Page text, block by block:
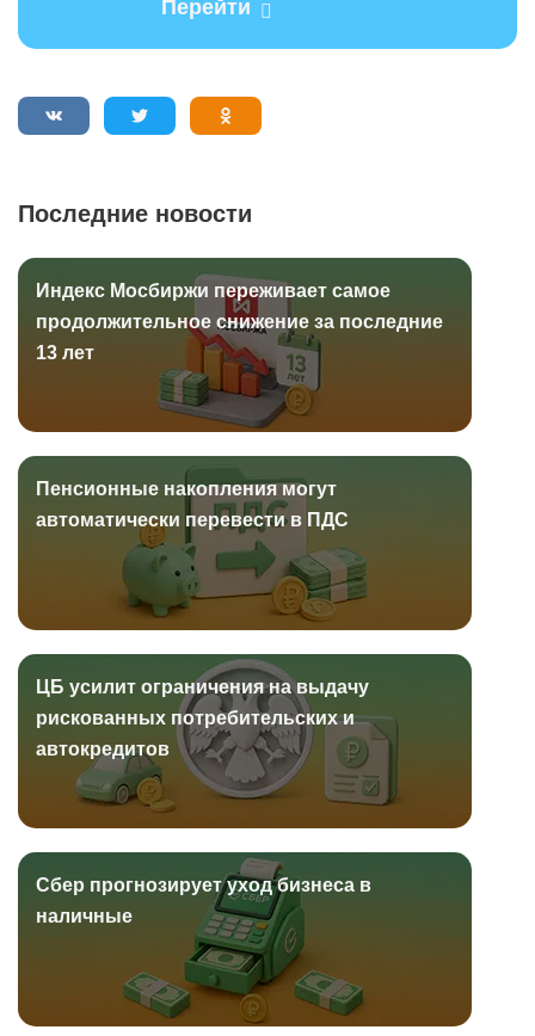
Перейти
Последние новости
Индекс Мосбиржи переживает самое
продолжительное снижение за последние
13 лет
Пенсионные накопления могут
автоматически перевести в ПДС
ЦБ усилит ограничения на выдачу
рискованных потребительских и
автокредитов
Сбер прогнозирует уход бизнеса в
наличные